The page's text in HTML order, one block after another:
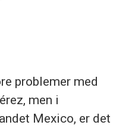
problemer med
men i
Mexico, er det